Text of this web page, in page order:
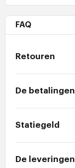
FAQ
Retouren
De betalingen
Statiegeld
De leveringen